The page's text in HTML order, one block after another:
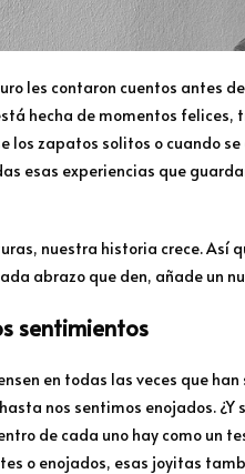
les contaron cuentos antes
hecha de momentos
los zapatos solitos o cuando
esas experiencias que
nuestra historia crece. Así
abrazo que den, añade un
sentimientos
en todas las veces que
nos sentimos enojados.
de cada uno hay como un
o enojados, esas joyitas